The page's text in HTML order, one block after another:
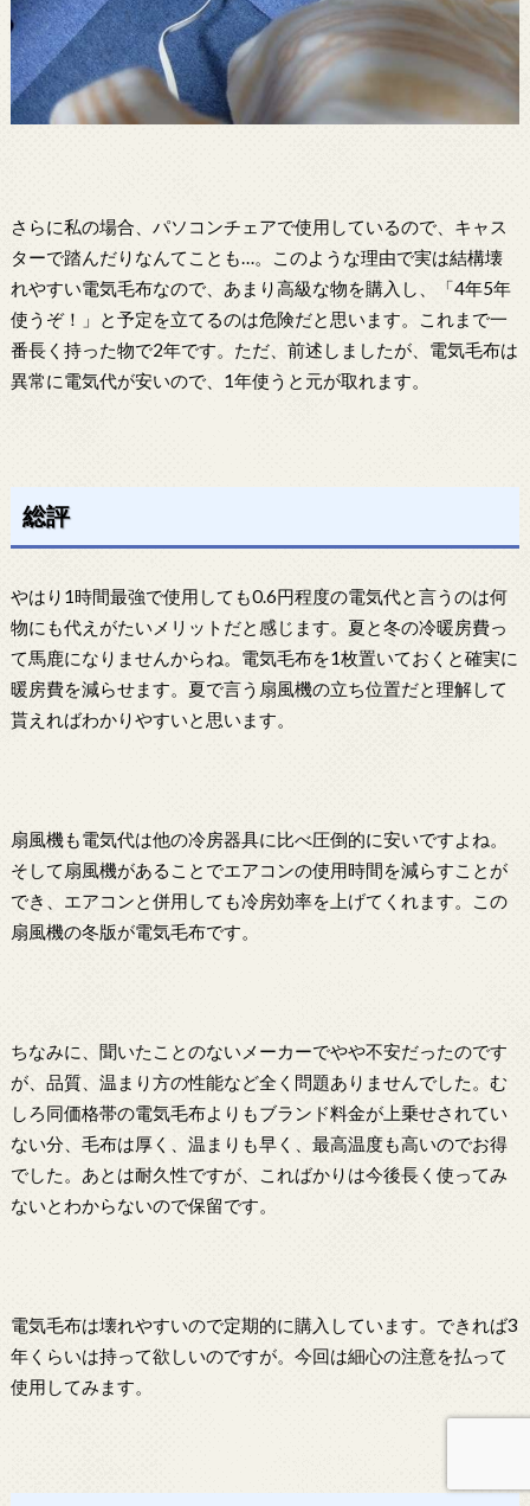
さらに私の場合、パソコンチェアで使用しているので、キャス
ターで踏んだりなんてことも…。このような理由で実は結構壊
れやすい電気毛布なので、あまり高級な物を購入し、「4年5年
使うぞ！」と予定を立てるのは危険だと思います。これまで一
番長く持った物で2年です。ただ、前述しましたが、電気毛布は
異常に電気代が安いので、1年使うと元が取れます。
総評
やはり1時間最強で使用しても0.6円程度の電気代と言うのは何
物にも代えがたいメリットだと感じます。夏と冬の冷暖房費っ
て馬鹿になりませんからね。電気毛布を1枚置いておくと確実に
暖房費を減らせます。夏で言う扇風機の立ち位置だと理解して
貰えればわかりやすいと思います。
扇風機も電気代は他の冷房器具に比べ圧倒的に安いですよね。
そして扇風機があることでエアコンの使用時間を減らすことが
でき、エアコンと併用しても冷房効率を上げてくれます。この
扇風機の冬版が電気毛布です。
ちなみに、聞いたことのないメーカーでやや不安だったのです
が、品質、温まり方の性能など全く問題ありませんでした。む
しろ同価格帯の電気毛布よりもブランド料金が上乗せされてい
ない分、毛布は厚く、温まりも早く、最高温度も高いのでお得
でした。あとは耐久性ですが、こればかりは今後長く使ってみ
ないとわからないので保留です。
電気毛布は壊れやすいので定期的に購入しています。できれば3
年くらいは持って欲しいのですが。今回は細心の注意を払って
使用してみます。